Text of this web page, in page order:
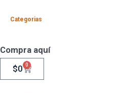
Categorias
Compra aquí
$0 0